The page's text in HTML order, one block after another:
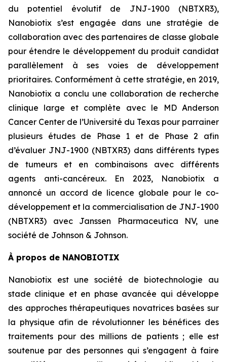
du potentiel évolutif de JNJ-1900 (NBTXR3),
Nanobiotix s’est engagée dans une stratégie de
collaboration avec des partenaires de classe globale
pour étendre le développement du produit candidat
parallèlement à ses voies de développement
prioritaires. Conformément à cette stratégie, en 2019,
Nanobiotix a conclu une collaboration de recherche
clinique large et complète avec le MD Anderson
Cancer Center de l’Université du Texas pour parrainer
plusieurs études de Phase 1 et de Phase 2 afin
d’évaluer JNJ-1900 (NBTXR3) dans différents types
de tumeurs et en combinaisons avec différents
agents anti-cancéreux. En 2023, Nanobiotix a
annoncé un accord de licence globale pour le co-
développement et la commercialisation de JNJ-1900
(NBTXR3) avec Janssen Pharmaceutica NV, une
société de Johnson & Johnson.
À propos de NANOBIOTIX
Nanobiotix est une société de biotechnologie au
stade clinique et en phase avancée qui développe
des approches thérapeutiques novatrices basées sur
la physique afin de révolutionner les bénéfices des
traitements pour des millions de patients ; elle est
soutenue par des personnes qui s’engagent à faire